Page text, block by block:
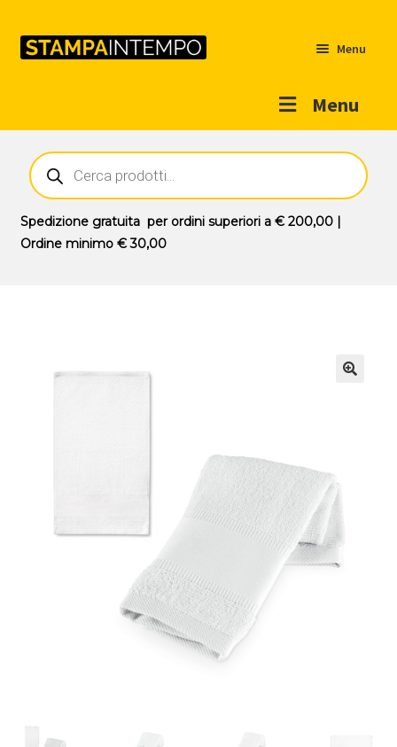
Menu
Menu
Outlet
Prodotti
Novità
Ricerca
prodotti
Spedizione gratuitaper ordini superiori a € 200,00|
Ordine minimo € 30,00